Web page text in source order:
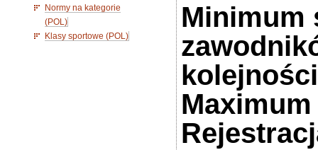
Normy na kategorie
(POL)
Klasy sportowe (POL)
Minimum